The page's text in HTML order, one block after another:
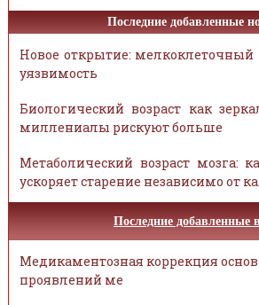
Последние добавленные
Новое открытие: мелкоклеточный
уязвимость
Биологический возраст как
миллениалы рискуют больше
Метаболический возраст мозга:
ускоряет старение независимо от
Последние добавленные
Медикаментозная коррекция
проявлений ме